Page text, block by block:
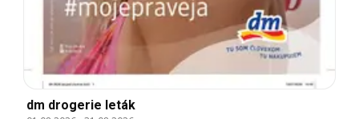
dm drogerie leták